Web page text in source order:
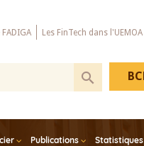
Les FinTech dans l'UEMOA
Publications Statistiques